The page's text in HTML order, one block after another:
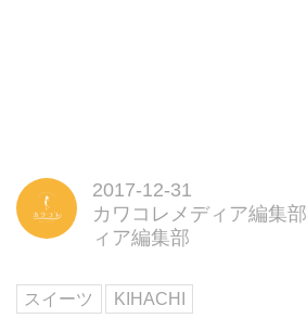
2017-12-31
カワコレメディア編集部
ィア編集部
スイーツ KIHACHI